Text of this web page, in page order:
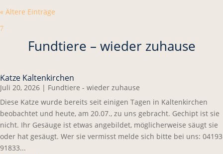
« Ältere Einträge
7
Fundtiere – wieder zuhause
Katze Kaltenkirchen
Juli 20, 2026 | Fundtiere - wieder zuhause
Diese Katze wurde bereits seit einigen Tagen in Kaltenkirchen
beobachtet und heute, am 20.07., zu uns gebracht. Gechipt ist sie
nicht. Ihr Gesäuge ist etwas angebildet, möglicherweise säugt sie
oder hat gesäugt. Wer sie vermisst melde sich bitte bei uns: 04193
91833...